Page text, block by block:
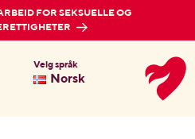
FOR SEKSUELLE OG
Velg språk
Norsk